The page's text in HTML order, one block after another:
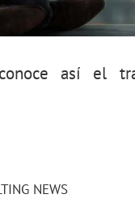
así el
NEWS